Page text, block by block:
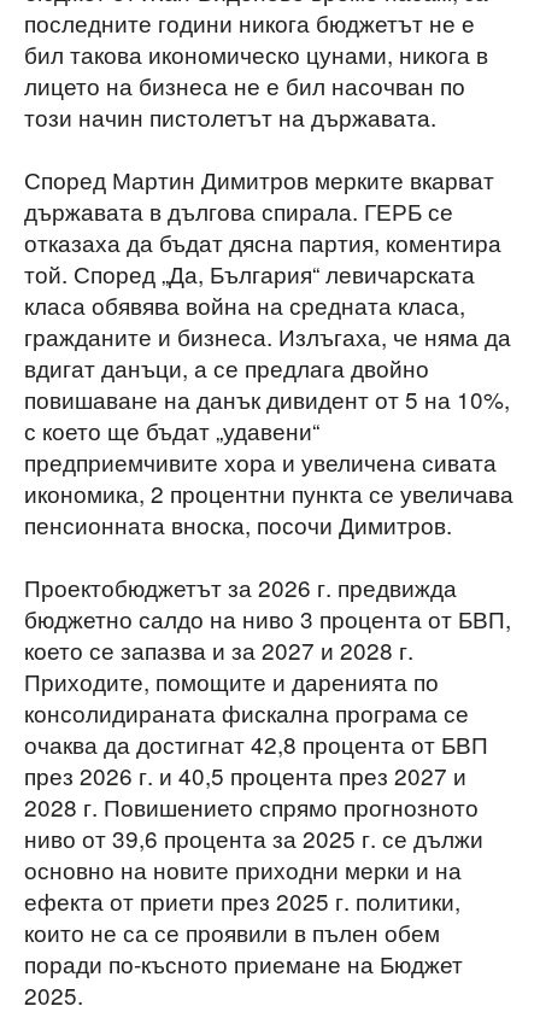
последните години никога бюджетът не е
бил такова икономическо цунами, никога в
лицето на бизнеса не е бил насочван по
този начин пистолетът на държавата.
Според Мартин Димитров мерките вкарват
държавата в дългова спирала. ГЕРБ се
отказаха да бъдат дясна партия, коментира
той. Според „Да, България“ левичарската
класа обявява война на средната класа,
гражданите и бизнеса. Излъгаха, че няма да
вдигат данъци, а се предлага двойно
повишаване на данък дивидент от 5 на 10%,
с което ще бъдат „удавени“
предприемчивите хора и увеличена сивата
икономика, 2 процентни пункта се увеличава
пенсионната вноска, посочи Димитров.
Проектобюджетът за 2026 г. предвижда
бюджетно салдо на ниво 3 процента от БВП,
което се запазва и за 2027 и 2028 г.
Приходите, помощите и даренията по
консолидираната фискална програма се
очаква да достигнат 42,8 процента от БВП
през 2026 г. и 40,5 процента през 2027 и
2028 г. Повишението спрямо прогнозното
ниво от 39,6 процента за 2025 г. се дължи
основно на новите приходни мерки и на
ефекта от приети през 2025 г. политики,
които не са се проявили в пълен обем
поради по-късното приемане на Бюджет
2025.